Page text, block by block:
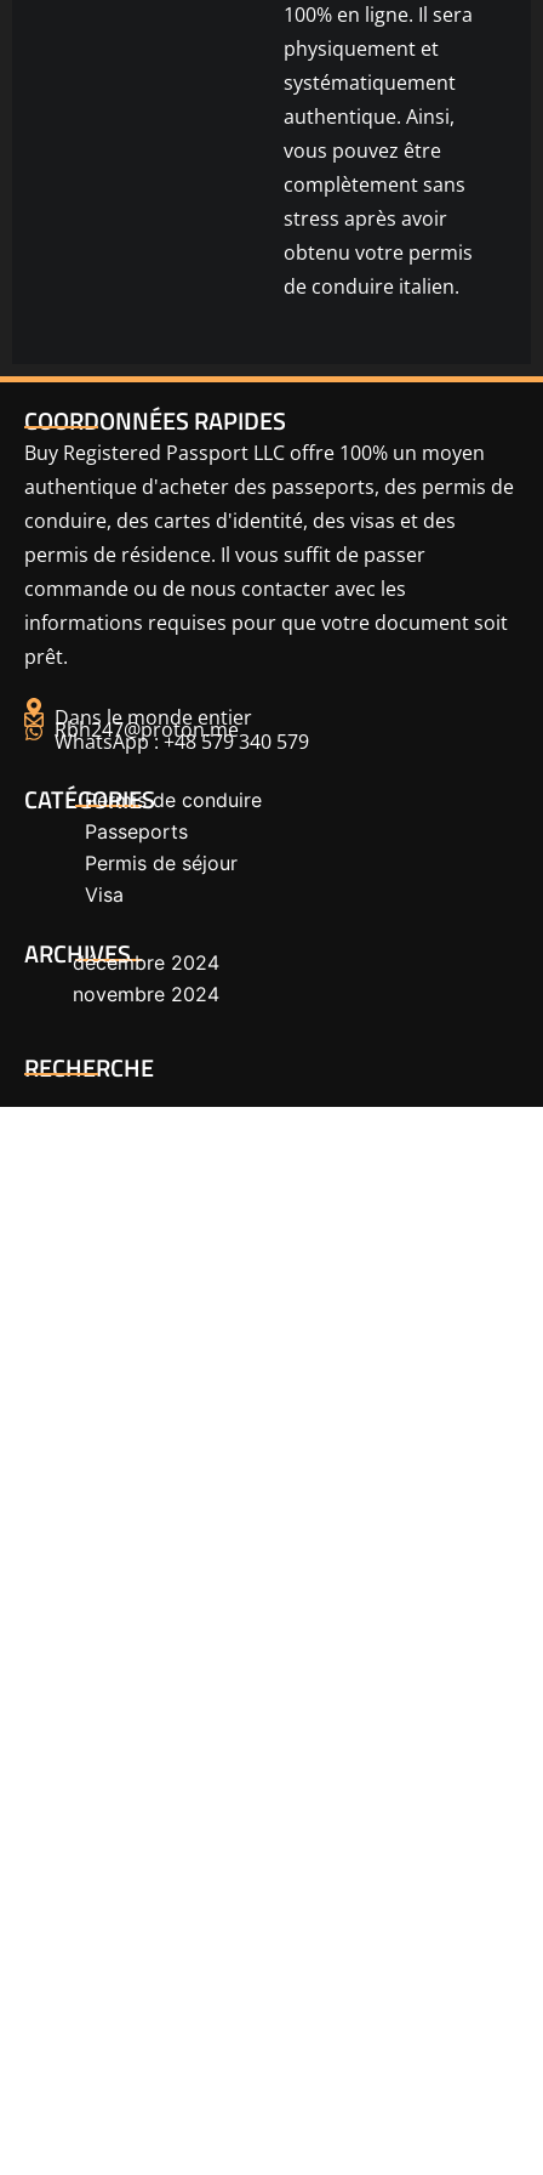
100% en ligne. Il sera
physiquement et
systématiquement
authentique. Ainsi,
vous pouvez être
complètement sans
stress après avoir
obtenu votre permis
de conduire italien.
COORDONNÉES RAPIDES
Buy Registered Passport LLC offre 100% un moyen
authentique d'acheter des passeports, des permis de
conduire, des cartes d'identité, des visas et des
permis de résidence. Il vous suffit de passer
commande ou de nous contacter avec les
informations requises pour que votre document soit
prêt.
Dans le monde entier
Rbh247@proton.me
WhatsApp : +48 579 340 579
CATÉGORIES
Permis de conduire
Passeports
Permis de séjour
Visa
ARCHIVES
décembre 2024
novembre 2024
RECHERCHE